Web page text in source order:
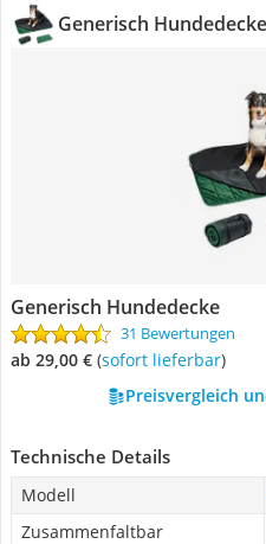
Generisch Hundedecke
Generisch Hundedecke
31 Bewertungen
ab 29,00 € ( Sofort lieferbar)
Preisvergleich
Technische Details
Modell
Zusammenfaltbar